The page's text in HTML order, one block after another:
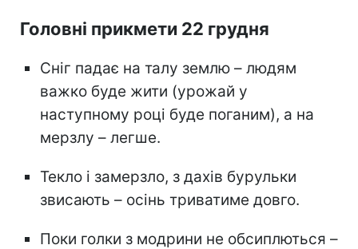
Головні прикмети 22 грудня
Сніг падає на талу землю – людям
важко буде жити (урожай у
наступному році буде поганим), а на
мерзлу – легше.
Текло і замерзло, з дахів бурульки
звисають – осінь триватиме довго.
Поки голки з модрини не обсиплються –